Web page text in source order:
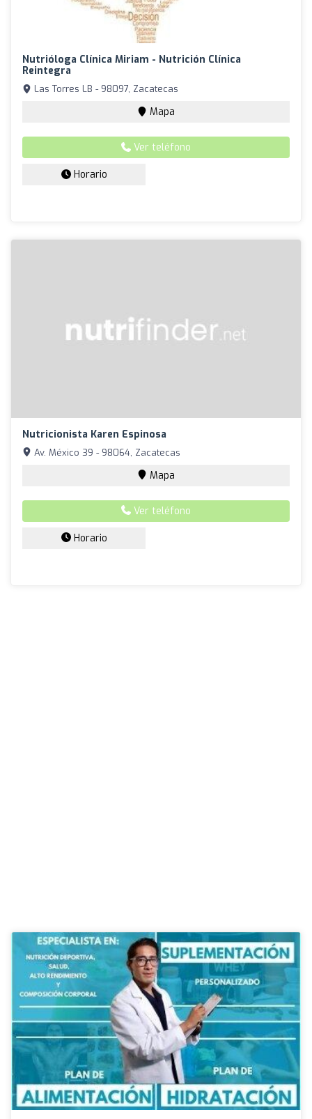
Nutrióloga Clínica Miriam - Nutrición Clínica
Reintegra
Las Torres LB - 98097, Zacatecas
Mapa
Ver teléfono
Horario
Nutricionista Karen Espinosa
Av. México 39 - 98064, Zacatecas
Mapa
Ver teléfono
Horario